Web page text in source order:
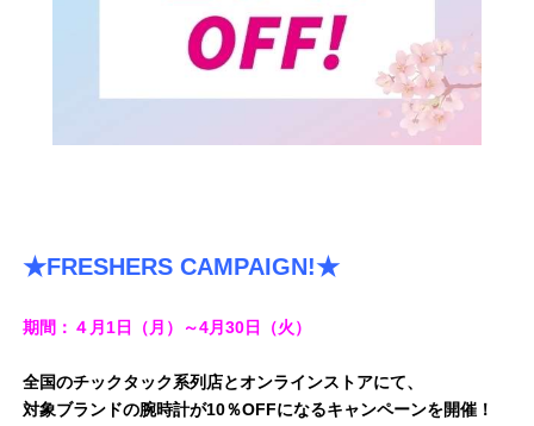
★FRESHERS CAMPAIGN!★
期間：４月1日（月）～4月30日（火）
全国のチックタック系列店とオンラインストアにて、
対象ブランドの腕時計が10％OFFになるキャンペーンを開催！